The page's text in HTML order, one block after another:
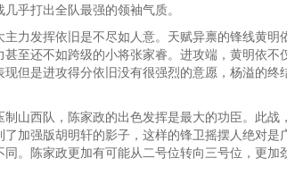
乎打出全队最强的领袖气质。
力发挥依旧是不尽如人意。天赋异禀的锋线黄
至还不如跨级的小将张家睿。进攻端，黄明依
但是进攻得分依旧没有很强烈的意愿，杨溢的
山西队，陈家政的出色发挥是最大的功臣。此
加强版胡明轩的影子，这样的锋卫摇摆人绝对
。陈家政更加有可能从二号位转向三号位，更